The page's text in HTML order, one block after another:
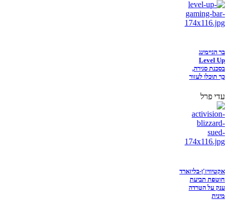
בר הגיימינג
Level Up
בסכנת סגירה,
כך תוכלו לעזור
עדי פרל
אקטיוויז'ן-בליזארד
חוטפת תביעת
ענק על הטרדה
מינית